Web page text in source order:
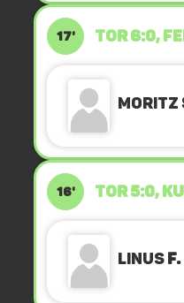
17' TOR 6:0,
Moritz
16' TOR 5:0,
LinusF.